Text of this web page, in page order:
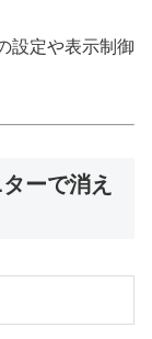
設定や表示制御
ーで消え